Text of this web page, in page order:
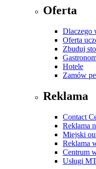
Oferta
Dlaczego
Oferta
Zbuduj
Hotele
Zamów
Reklama
Contact
Reklama
Miejski
Reklama
Centrum
Usługi